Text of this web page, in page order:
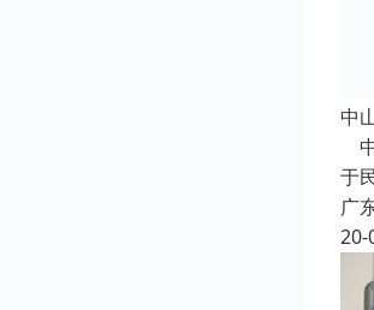
中
于
广
20-